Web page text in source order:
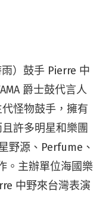
）鼓手 Pierre 中
爵士鼓代言人
怪物鼓手，擁有
許多明星和樂團
野源、Perfume、
。主辦單位海國樂
中野來台灣表演